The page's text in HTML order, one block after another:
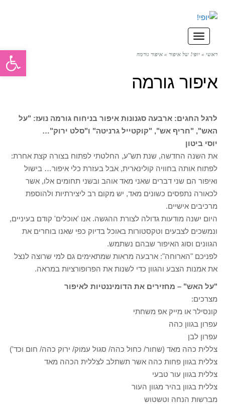
תפריט
ראשי » יופי! של איפור » איפור גורמה
איפור גורמה
לרגל החגים: ארבעה סגנונות איפור בניחוח גורמה נועז: "על
האש", "חריף אש", "קוקטייל גרניטה" ו"סלט ירוק"…
יוסי ביטון
את השנה החדשה, שנת תש"ע, החלטתי לפתוח בצורה קצת אחרת:
לפתוח אותה בחוויה קולינארית, אבל בעזרת כלי איפור… בישול
ואיפור הם שני דברים שאני מאד אוהב ובשני תחומים אלו, אשר
לכאורה נתפסים כשונים מאד, יש מקום רב ליצירתיות ולהוספת
מרכיבים אישיים.
היום ישנה מודעות גדולה לצורת ההגשה. אנו 'אוכלים' קודם בעיניים,
ונמשכים לצבעים וטקסטורות באוכל בדיוק כפי שאנו בוחרים את
הגוונים וסוג האיפור שבהם נשתמש.
לפניכם "הארוחה": ארבעה מראות שמתאימים גם למי שרוצה לנצל
את אמנות הצבע והגוון כדי לשנות את הפרופורציות במראה.
"על האש" – מחזירים את הדומיננטיות לאיפור
מצרכים:
קונסילר או מייק אפ משחתי
עפרון בגוון כהה
עפרון לבן
צללית כהה מאד (שחור/ כחול כהה/ סגול עמוק/ ירוק כהה/ חום וכד')
צללית בגוון פחות כהה אשר תשתלב לצללית הכהה מאד
צללית בגוון עור טבעי
צללית בגוון בהיר מגוון העור
מברשות הנחה וטשטוש
פתח